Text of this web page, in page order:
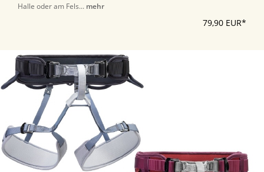
Halle oder am Fels... mehr
79,90 EUR*